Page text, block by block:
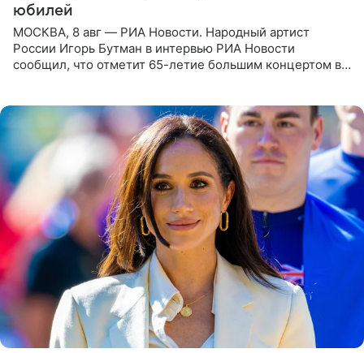
юбилей
МОСКВА, 8 авг — РИА Новости. Народный артист
России Игорь Бутман в интервью РИА Новости
сообщил, что отметит 65-летие большим концертом в